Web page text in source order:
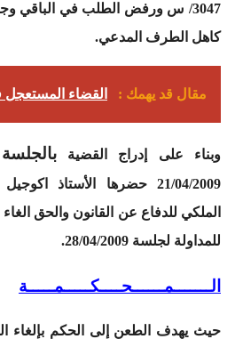
3047/ س ورفض الطلب في الباقي
كاهل الطرف المدعي.
مقال قد يهمك : القضاء
وبناء على إدراج القضيةبالجلسة
21/04/2009 حضرها الأستاذ
الملكي للدفاع عن القانون والحق
للمداولة لجلسة 28/04/2009.
الـــــــمــــــحــــكـــــمـــــة
حيث يهدف الطعن إلى الحكم بإلغاء